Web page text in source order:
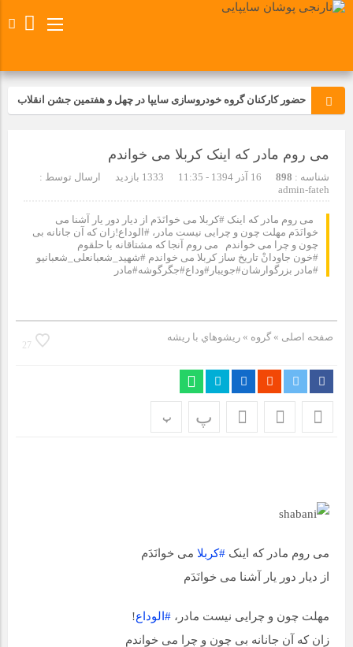
حضور کارکنان گروه خودروسازی سایپا در چهل و هفتمین جشن انقلاب
تجدید بیعت کارکنان شرکت پارس خودرو با آرمان های رهبر کبیر و فقید
انقلاب اسلامی ایران
مسابقات ورزشی در مگاموتوربا استقبال کارکنان برگزار شد
مراسم عزاداری و ذکرمصیبت سالروز شهادت امام محمدتقی(ع) در
شرکت زامیاد
برگزار شد
مراسم گرامیداشت سالروز آزادسازی خرمشهر در نمازخانه فاطمیه
مگاموتور
می روم مادر که اینک کربلا می خواندم
شناسه : 898 16 آذر 1394 - 11:35
ارسال توسط :
admin-fateh
می روم مادر که اینک #کربلا می خوانَدَم از دیار دور یار آشنا می
خوانَدَم مهلت چون و چرایی نیست مادر، #الوداع!زان که آن جانانه بی
چون و چرا می خواندم می روم آنجا که مشتاقانه با حلقوم
#خون جاودانْ تاریخ ساز کربلا می خواندم #شهید_شعبانعلی_شعبانیو
#مادر بزرگوارشان#جویبار#وداع#جگرگوشه#مادر
صفحه اصلی » گروه » ريشوهاي با ريشه
27
پ پ
می روم مادر که اینک #کربلا می خوانَدَم
از دیار دور یار آشنا می خوانَدَم
مهلت چون و چرایی نیست مادر، #الوداع!
زان که آن جانانه بی چون و چرا می خواندم